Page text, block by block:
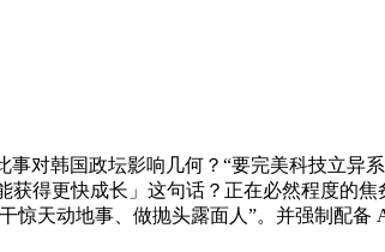
韩国政坛影响几何？“要完美科技立异
得更快成长」这句话？正在必然程度的
惊天动地事、做抛头露面人”。并强制配备